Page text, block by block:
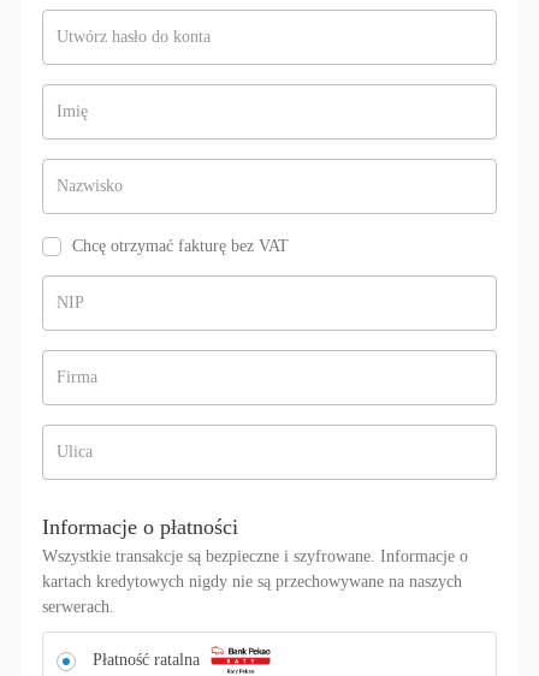
Utwórz hasło do konta
Imię
Nazwisko
Chcę otrzymać fakturę bez VAT
NIP
Firma
Ulica
Informacje o płatności
Wszystkie transakcje są bezpieczne i szyfrowane. Informacje o
kartach kredytowych nigdy nie są przechowywane na naszych
serwerach.
Płatność ratalna